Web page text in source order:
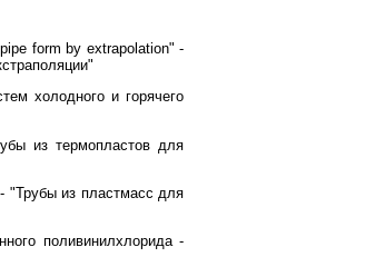
form by extrapolation" -
холодного и горячего
из термопластов для
"Трубы из пластмасс для
поливинилхлорида -